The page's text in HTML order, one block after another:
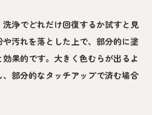
浄でどれだけ回復するか試すと見
汚れを落とした上で、部分的に塗
果的です。大きく色むらが出るよ
部分的なタッチアップで済む場合